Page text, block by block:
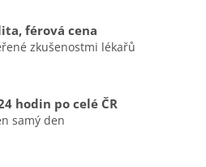
férová cena
zkušenostmi lékařů
hodin po celé ČR
samý den